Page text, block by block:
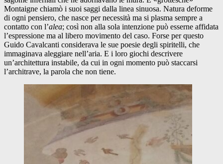
Montaigne chiamò i suoi saggi dalla linea sinuosa. Natura deforme
di ogni pensiero, che nasce per necessità ma si plasma sempre a
contatto con l’alea; così non alla sola intenzione può esserne affidata
l’espressione ma al libero movimento del caso. Forse per questo
Guido Cavalcanti considerava le sue poesie degli spiritelli, che
immaginava aleggiare nell’aria. E i loro giochi descrivere
un’architettura instabile, da cui in ogni momento può staccarsi
l’architrave, la parola che non tiene.